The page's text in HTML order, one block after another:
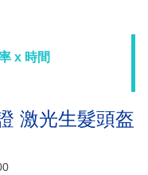
x 時間
激光生髮頭盔